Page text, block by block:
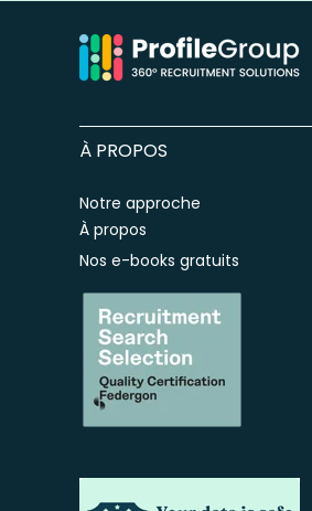
À PROPOS
Notre approche
À propos
Nos e-books gratuits